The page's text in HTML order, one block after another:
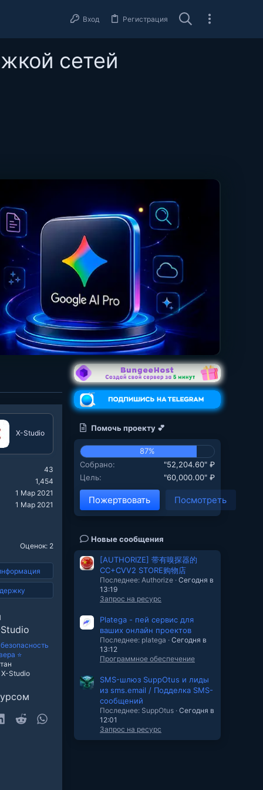
Вход Регистрация
сетей
X-Studio
43
1,454
1 Мар 2021
1 Мар 2021
Оценок: 2
⭐
Studio
LinkedInReddit
Помочь проекту 💕
87%
Собрано
"52,204.60" ₽
Цель
"60,000.00" ₽
Пожертвовать Посмотреть
Новые сообщения
[AUTHORIZE] 带有嗅探器的
CC+CVV2 STORE购物店
Последнее: Authorize Сегодня в
13:19
Запрос на ресурс
Platega - пей сервис для
ваших онлайн проектов
Последнее: platega
Сегодня в
13:12
Программное обеспечение
SMS-шлюз SuppOtus и лиды
из sms.email / Подделка SMS-
сообщений
Последнее: SuppOtus Сегодня в
12:01
Запрос на ресурс